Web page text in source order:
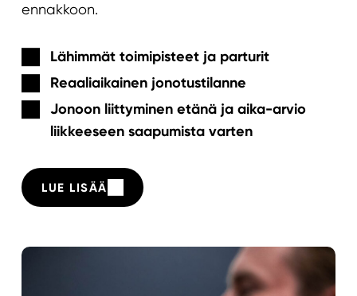
ennakkoon.
Lähimmät toimipisteet ja parturit
Reaaliaikainen jonotustilanne
Jonoon liittyminen etänä ja aika-arvio
liikkeeseen saapumista varten
LUE LISÄÄ